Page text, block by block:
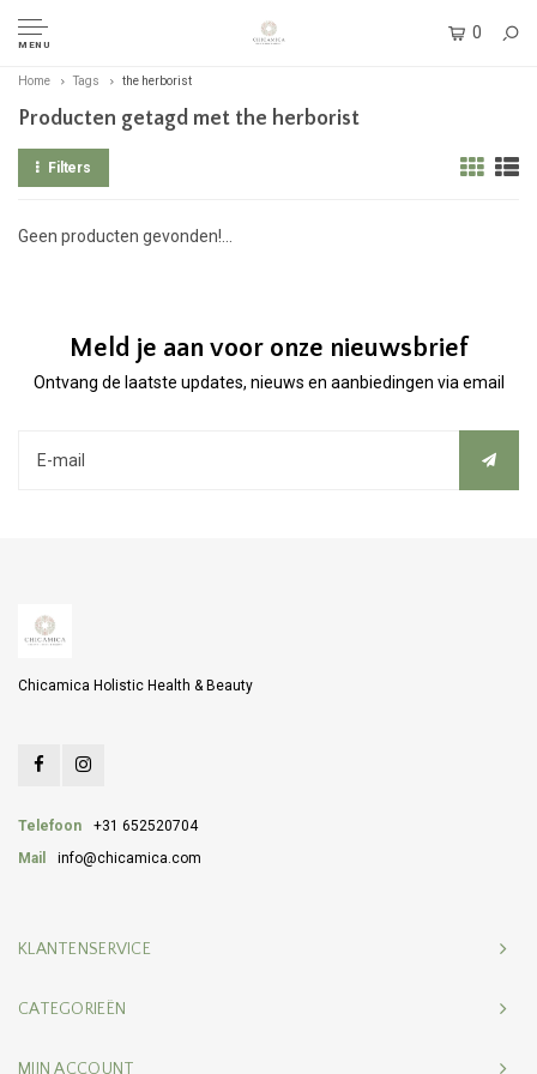
MENU
0
Home Tags the herborist
Producten getagd met the herborist
Filters
Geen producten gevonden!...
Meld je aan voor onze nieuwsbrief
Ontvang de laatste updates, nieuws en aanbiedingen via email
Chicamica Holistic Health & Beauty
Telefoon
+31 652520704
Mail
info@chicamica.com
KLANTENSERVICE
CATEGORIEËN
MIJN ACCOUNT